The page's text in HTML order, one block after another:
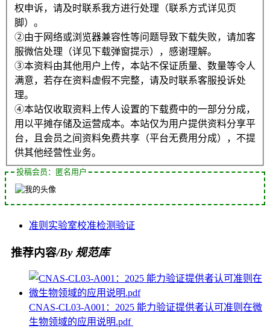
权申诉，请及时联系我方进行处理（联系方式详见页
脚）。
②由于网络或浏览器兼容性等问题导致下载失败，请加客
服微信处理（详见下载弹窗提示），感谢理解。
③本资料由其他用户上传，本站不保证质量、数量等令人
满意，若存在资料虚假不完整，请及时联系客服投诉处
理。
④本站仅收取资料上传人设置的下载费中的一部分分成，
用以平摊存储及运营成本。本站仅为用户提供资料分享平
台，且会员之间资料免费共享（平台无费用分成），不提
供其他经营性业务。
投稿会员：匿名用户
准则 实验室校准检测验证
推荐内容/By 规范库
CNAS-CL03-A001：2025 能力验证提供者认可准则在微
生物领域的应用说明.pdf